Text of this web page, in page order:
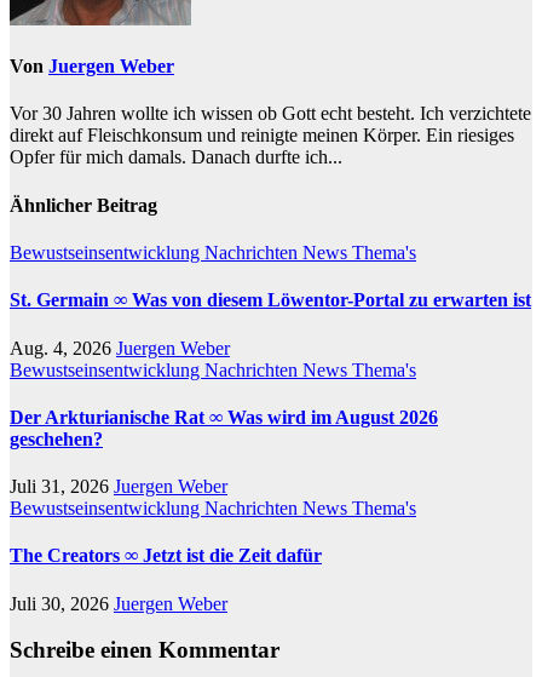
Von Juergen Weber
Vor 30 Jahren wollte ich wissen ob Gott echt besteht. Ich verzichtete
direkt auf Fleischkonsum und reinigte meinen Körper. Ein riesiges
Opfer für mich damals. Danach durfte ich...
Ähnlicher Beitrag
Bewustseinsentwicklung Nachrichten News Thema's
St. Germain ∞ Was von diesem Löwentor-Portal zu erwarten ist
Aug. 4, 2026 Juergen Weber
Bewustseinsentwicklung Nachrichten News Thema's
Der Arkturianische Rat ∞ Was wird im August 2026
geschehen?
Juli 31, 2026 Juergen Weber
Bewustseinsentwicklung Nachrichten News Thema's
The Creators ∞ Jetzt ist die Zeit dafür
Juli 30, 2026 Juergen Weber
Schreibe einen Kommentar